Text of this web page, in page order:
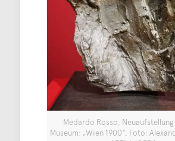
Medardo Rosso,
Museum: „Wien 1900“, Foto: